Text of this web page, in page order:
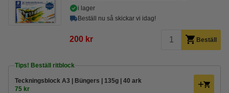
i lager
Beställ nu så skickar vi idag!
200 kr Beställ
Tips! Beställ ritblock
Teckningsblock A3 | Büngers | 135g | 40 ark
75 kr